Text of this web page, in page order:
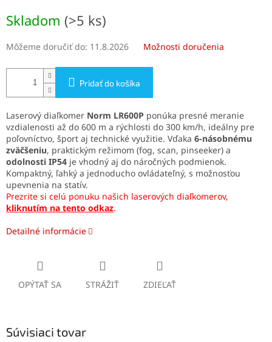
cena:
Skladom (>5 ks)
Môžeme doručiť do: 11.8.2026 Možnosti doručenia
Pridať do košíka
Laserový diaľkomer Norm LR600P ponúka presné meranie
vzdialenosti až do 600 m a rýchlosti do 300 km/h, ideálny pre
poľovníctvo, šport aj technické využitie. Vďaka 6-násobnému
zväčšeniu, praktickým režimom (fog, scan, pinseeker) a
odolnosti IP54 je vhodný aj do náročných podmienok.
Kompaktný, ľahký a jednoducho ovládateľný, s možnosťou
upevnenia na statív.
Prezrite si celú ponuku našich laserových diaľkomerov,
kliknutím na tento odkaz.
Detailné informácie
OPÝTAŤ SA STRÁŽIŤ ZDIEĽAŤ
Súvisiaci tovar